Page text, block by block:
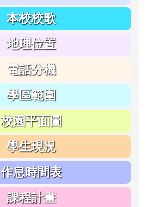
本校校歌
地理位置
電話分機
學區範圍
校園平面圖
學生現況
作息時間表
課程計畫